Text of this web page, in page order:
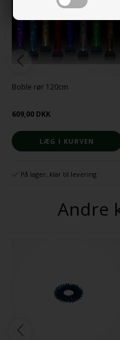
Boble rør 120cm
609,00 DKK
På lager, klar til levering
Andre